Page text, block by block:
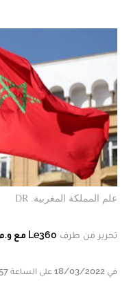
علم المملكة المغربية. DR
تحرير من طرف Le360 مع و.م.ع
في 18/03/2022 على الساعة 17:57